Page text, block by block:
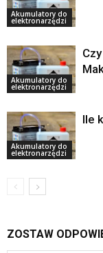
Akumulatory do
elektronarzędzi
Akumulatory do
elektronarzędzi
Akumulatory do
elektronarzędzi
Ile
ZOSTAW